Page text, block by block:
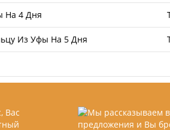
На 4 Дня
Из Уфы На 5 Дня